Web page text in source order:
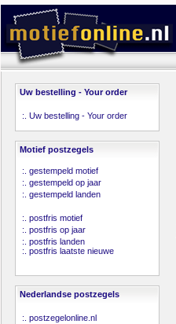
Uw bestelling - Your order
:. Uw bestelling - Your order
Motief postzegels
:. gestempeld motief
:. gestempeld op jaar
:. gestempeld landen
:. postfris motief
:. postfris op jaar
:. postfris landen
:. postfris laatste nieuwe
Nederlandse postzegels
:. postzegelonline.nl